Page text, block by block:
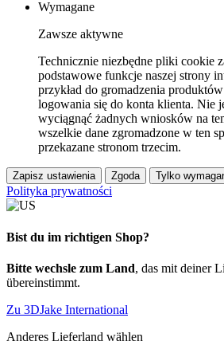
Wymagane
Zawsze aktywne
Technicznie niezbędne pliki cookie
podstawowe funkcje naszej strony
przykład do gromadzenia
logowania się do konta klienta. Nie
wyciągnąć żadnych wniosków na
wszelkie dane zgromadzone w ten
przekazane stronom trzecim.
Zapisz ustawienia Zgoda Tylko
Polityka prywatności
Bist du im richtigen Shop?
Bitte wechsle zum Land, das mit deiner
übereinstimmt.
Zu 3DJake International
Anderes Lieferland wählen